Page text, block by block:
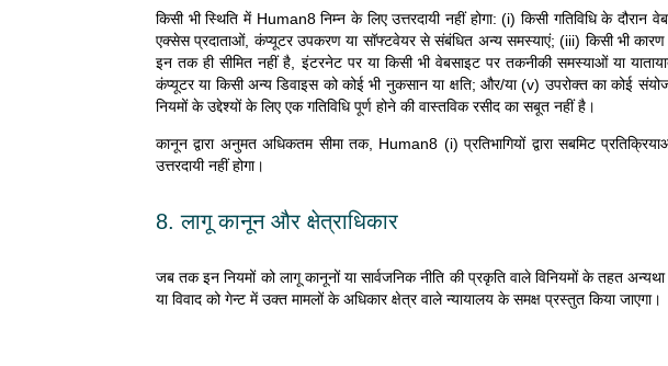
किसी भी स्थिति में Human8 निम्न के लिए उत्तरदायी नहीं होगा: (i) किसी गतिविधि के
एक्सेस प्रदाताओं, कंप्यूटर उपकरण या सॉफ्टवेयर से संबंधित अन्य समस्याएं; (iii) किसी भी कारण
इन तक ही सीमित नहीं है, इंटरनेट पर या किसी भी वेबसाइट पर तकनीकी समस्याओं या
कंप्यूटर या किसी अन्य डिवाइस को कोई भी नुकसान या क्षति; और/या (v) उपरोक्त का कोई
नियमों के उद्देश्यों के लिए एक गतिविधि पूर्ण होने की वास्तविक रसीद का सबूत नहीं है।
कानून द्वारा अनुमत अधिकतम सीमा तक, Human8 (i) प्रतिभागियों द्वारा सबमिट
उत्तरदायी नहीं होगा।
8. लागू कानून और क्षेत्राधिकार
जब तक इन नियमों को लागू कानूनों या सार्वजनिक नीति की प्रकृति वाले विनियमों के तहत
या विवाद को गेन्ट में उक्त मामलों के अधिकार क्षेत्र वाले न्यायालय के समक्ष प्रस्तुत किया जाएगा।